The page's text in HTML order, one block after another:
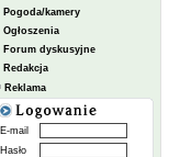
Pogoda/kamery
Ogłoszenia
Forum dyskusyjne
Redakcja
Reklama
E-mail
Hasło